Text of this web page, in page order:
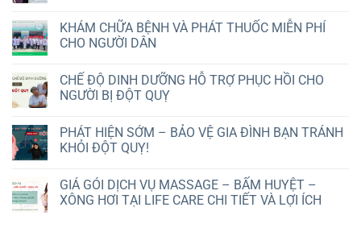
KHÁM CHỮA BỆNH VÀ PHÁT THUỐC MIỄN PHÍ
CHO NGƯỜI DÂN
CHẾ ĐỘ DINH DƯỠNG HỖ TRỢ PHỤC HỒI CHO
NGƯỜI BỊ ĐỘT QUỴ
PHÁT HIỆN SỚM – BẢO VỆ GIA ĐÌNH BẠN TRÁNH
KHỎI ĐỘT QUỴ!
GIÁ GÓI DỊCH VỤ MASSAGE – BẤM HUYỆT –
XÔNG HƠI TẠI LIFE CARE CHI TIẾT VÀ LỢI ÍCH